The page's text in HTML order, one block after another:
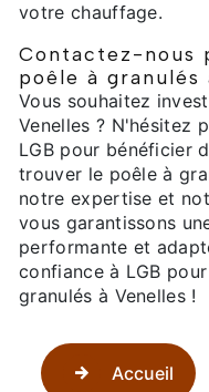
votre chauffage.
Contactez-nous
poêle à granulés
Vous souhaitez
Venelles ? N'hésitez
LGB pour bénéficier
trouver le poêle à
notre expertise et
vous garantissons
performante et
confiance à LGB
granulés à Venelles !
Accueil